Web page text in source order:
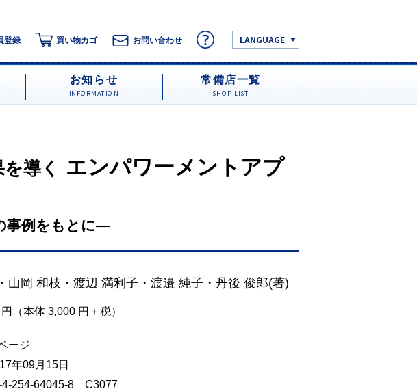
登録 買い物カゴ お問い合わせ LANGUAGE
お知らせ
INFORMATION
常備店一覧
SHOP LIST
導く
エンパワーメントアプ
事例をもとに―
・ 山岡 和枝 ・ 渡辺 満利子 ・ 渡邉 純子 ・ 丹後 俊郎(著)
円（本体 3,000 円＋税）
ージ
年09月15日
4-254-64045-8 C3077